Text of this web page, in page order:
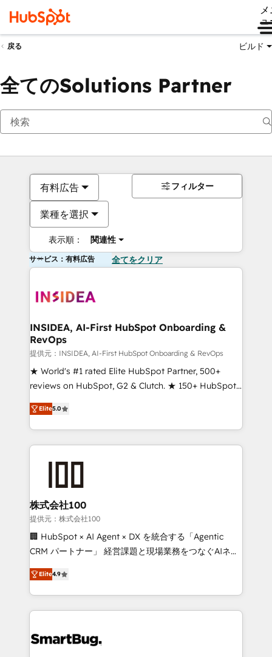
ュ
戻る ビルド
全てのSolutions Partner
有料広告
業種を選択
表示順： 関連性
フィルター
サービス：有料広告 全てをクリア
INSIDEA, AI-First HubSpot Onboarding &
RevOps
提供元：INSIDEA, AI-First HubSpot Onboarding & RevOps
★ World's #1 rated Elite HubSpot Partner, 500+
reviews on HubSpot, G2 & Clutch. ★ 150+ HubSpot
Certified Experts & Trainers across the team ★
1,500+ implementations across five continents ★ AI-
First, RevOps-led, Onboarding obsessed ★
Company of the Year 2024/25 INSIDEA helps
and build AI-powered workflows that drive adoption
from week one, in your time zone. What we do ➤
Onboarding: Live in weeks, with workflows built
around your business, not a template. ➤ Migration:
Move from any legacy CRM. Zero downtime, full data
run your revenue process. Sales, marketing, and
service wired together. ➤ AI and Integrations: Layer
tune-ups, feature rollouts, adoption coaching. Buying
HubSpot, switching to it, or reviving a stale portal?
Elite5.0
株式会社100
提供元：株式会社100
🏢 HubSpot × AI Agent × DX を統合する「Agentic
CRM パートナー」 経営課題と現場業務をつなぐAIネイ
ティブ・エージェンシーとして、HubSpot Eliteの実装
力で顧客フロント業務を再設計します。 💡 100inc は何
をする会社か？ HubSpotを共通基盤に、AIエージェン
トを組み込んだ顧客フロント業務（マーケティング・営
ィブ・エージェンシーです。事業部・グループ会社・部
Elite4.9